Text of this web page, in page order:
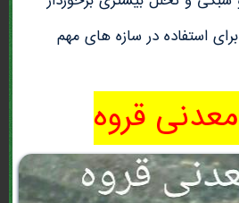
استفاده در سازه های مهم
قروه